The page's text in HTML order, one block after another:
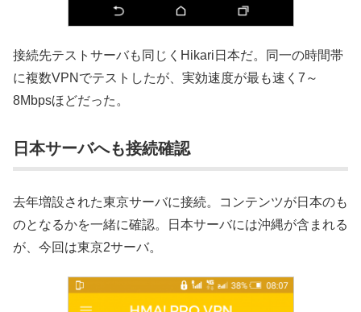
接続先テストサーバも同じくHikari日本だ。同一の時間帯
に複数VPNでテストしたが、実効速度が最も速く7～
8Mbpsほどだった。
日本サーバへも接続確認
去年増設された東京サーバに接続。コンテンツが日本のも
のとなるかを一緒に確認。日本サーバには沖縄が含まれる
が、今回は東京2サーバ。